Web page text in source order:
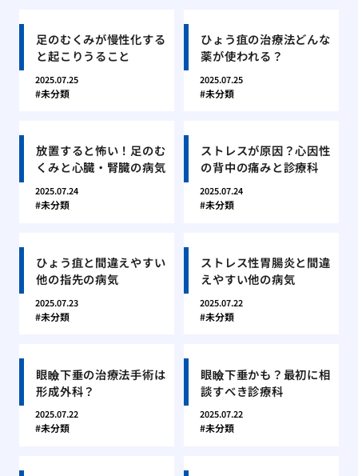
足のむくみが慢性化する
と起こりうること
2025.07.25
未分類
ひょう疽の治療法どんな
薬が使われる？
2025.07.25
未分類
放置すると怖い！足のむ
くみと心臓・腎臓の病気
2025.07.24
未分類
ストレスが原因？心因性
の背中の痛みと診療科
2025.07.24
未分類
ひょう疽と間違えやすい
他の指先の病気
2025.07.23
未分類
ストレス性胃腸炎と間違
えやすい他の病気
2025.07.22
未分類
眼瞼下垂の治療法手術は
形成外科？
2025.07.22
未分類
眼瞼下垂かも？最初に相
談すべき診療科
2025.07.22
未分類